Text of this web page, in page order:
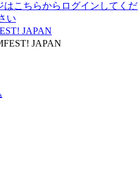
はこちらからログインしてくだ
い
JAPAN